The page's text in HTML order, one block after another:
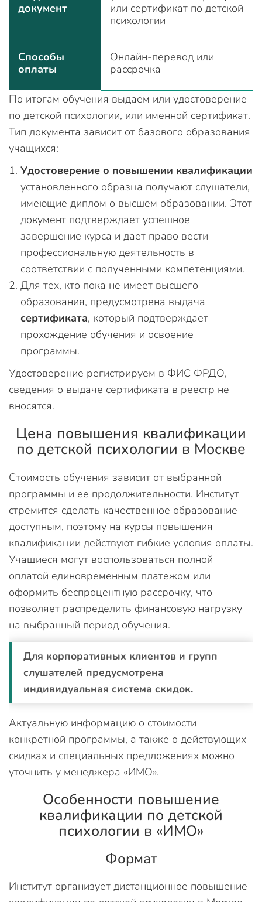
документ
или сертификат по детской
психологии
Способы
оплаты
Онлайн-перевод или
рассрочка
По итогам обучения выдаем или удостоверение
по детской психологии, или именной сертификат.
Тип документа зависит от базового образования
учащихся:
Удостоверение о повышении квалификации
установленного образца получают слушатели,
имеющие диплом о высшем образовании. Этот
документ подтверждает успешное
завершение курса и дает право вести
профессиональную деятельность в
соответствии с полученными компетенциями.
Для тех, кто пока не имеет высшего
образования, предусмотрена выдача
сертификата, который подтверждает
прохождение обучения и освоение
программы.
Удостоверение регистрируем в ФИС ФРДО,
сведения о выдаче сертификата в реестр не
вносятся.
Цена повышения квалификации
по детской психологии в Москве
Стоимость обучения зависит от выбранной
программы и ее продолжительности. Институт
стремится сделать качественное образование
доступным, поэтому на курсы повышения
квалификации действуют гибкие условия оплаты.
Учащиеся могут воспользоваться полной
оплатой единовременным платежом или
оформить беспроцентную рассрочку, что
позволяет распределить финансовую нагрузку
на выбранный период обучения.
Для корпоративных клиентов и групп
слушателей предусмотрена
индивидуальная система скидок.
Актуальную информацию о стоимости
конкретной программы, а также о действующих
скидках и специальных предложениях можно
уточнить у менеджера «ИМО».
Особенности повышение
квалификации по детской
психологии в «ИМО»
Формат
Институт организует дистанционное повышение